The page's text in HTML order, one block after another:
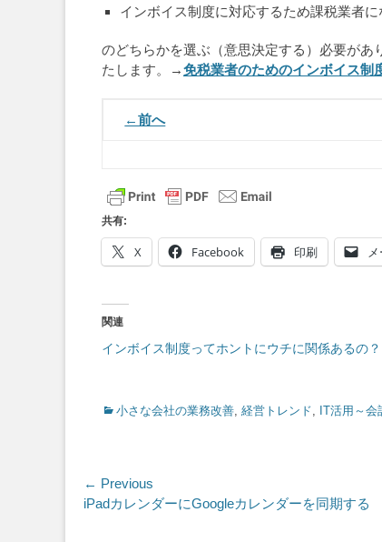
インボイス制度に対応するため課税業者に
のどちらかを選ぶ（意思決定する）必要が
たします。
→免税業者のためのインボイス制
←前へ
共有:
X Facebook 印刷
関連
インボイス制度ってホントにウチに関係あるの？
Categories
小さな会社の業務改善, 経営トレンド, IT活用～会
投
稿
← Previous
Previous
iPadカレンダーにGoogleカレンダーを同期する